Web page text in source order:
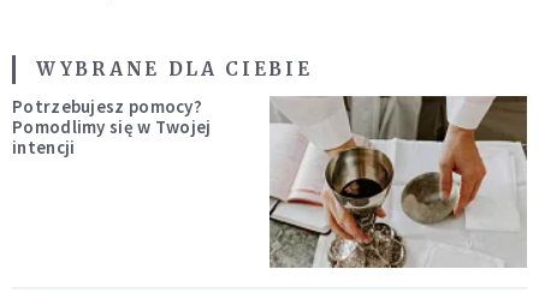
WYBRANE DLA CIEBIE
Potrzebujesz pomocy?
Pomodlimy się w Twojej
intencji